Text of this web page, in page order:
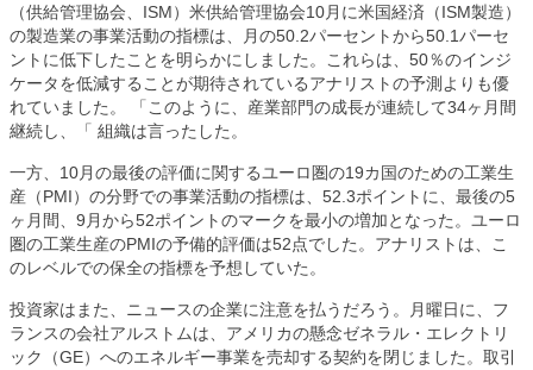
（供給管理協会、 ISM）米供給管理協会10月に米国経済（ISM製造）
の製造業の事業活動の指標は、月の50.2パーセントから50.1パーセ
ントに低下したことを明らかにしました。これらは、 50％のインジ
ケータを低減することが期待されているアナリストの予測よりも優
れていました。
「このように、産業部門の成長が連続して34ヶ月間
継続し、「 組織は言ったした。
一方、 10月の最後の評価に関するユーロ圏の19カ国のための工業生
産（PMI）​​の分野での事業活動の指標は、 52.3ポイントに、最後の5
ヶ月間、 9 月から52ポイントのマークを最小の増加となった。ユーロ
圏の工業生産のPMIの予備的評価は52点でした。アナリストは、こ
のレベルでの保全の指標を予想していた。
投資家はまた、ニュースの企業に注意を払うだろう。月曜日に、フ
ランスの会社アルストムは、アメリカの懸念ゼネラル・エレクトリ
ック（GE）へのエネルギー事業を売却する契約を閉じました。取引